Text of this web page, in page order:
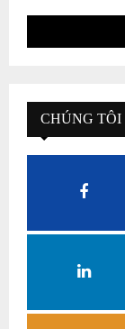
CHÚNG